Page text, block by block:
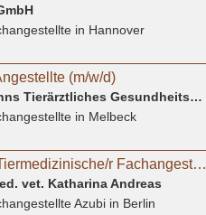
in Hannover
(m/w/d)
Dr. A. Koch & A. Sohns Tierärztliches Gesundheitszentrum Oerzen GbR
in Melbeck
Ausbildungsplatz Tiermedizinische/r Fachangestellte/r gesucht?
vet. Katharina Andreas
Azubiin Berlin